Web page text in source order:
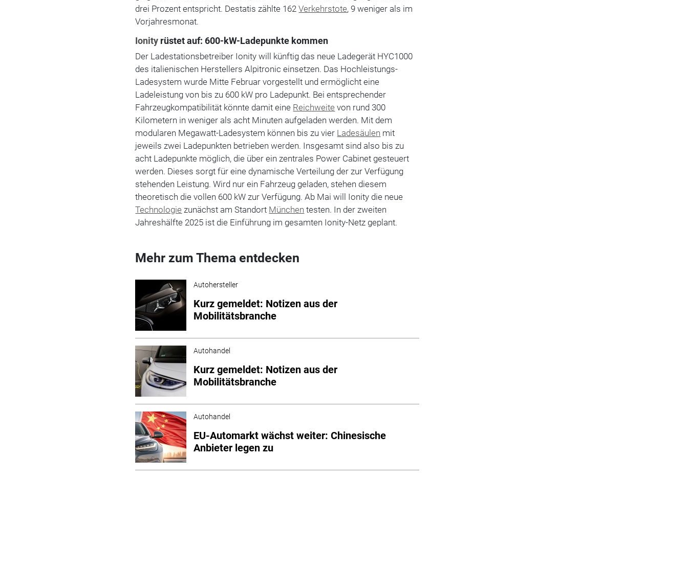
drei Prozent entspricht. Destatis zählte 162Verkehrstote, 9 weniger als im
Vorjahresmonat.
Ionity rüstet auf: 600-kW-Ladepunkte kommen
Der Ladestationsbetreiber Ionity will künftig das neue Ladegerät HYC1000
des italienischen Herstellers Alpitronic einsetzen. Das Hochleistungs-
Ladesystem wurde Mitte Februar vorgestellt und ermöglicht eine
Ladeleistung von bis zu 600 kW pro Ladepunkt. Bei entsprechender
Fahrzeugkompatibilität könnte damit eine Reichweite von rund 300
Kilometern in weniger als acht Minuten aufgeladen werden. Mit dem
modularen Megawatt-Ladesystem können bis zu vier Ladesäulen mit
jeweils zwei Ladepunkten betrieben werden. Insgesamt sind also bis zu
acht Ladepunkte möglich, die über ein zentrales Power Cabinet gesteuert
werden. Dieses sorgt für eine dynamische Verteilung der zur Verfügung
stehenden Leistung. Wird nur ein Fahrzeug geladen, stehen diesem
theoretisch die vollen 600 kW zur Verfügung. Ab Mai will Ionity die neue
Technologie zunächst am Standort München testen. In der zweiten
Jahreshälfte 2025 ist die Einführung im gesamten Ionity-Netz geplant.
Mehr zum Thema entdecken
Autohersteller
Kurz gemeldet: Notizen aus der
Mobilitätsbranche
Autohandel
Kurz gemeldet: Notizen aus der
Mobilitätsbranche
Autohandel
EU-Automarkt wächst weiter: Chinesische
Anbieter legen zu